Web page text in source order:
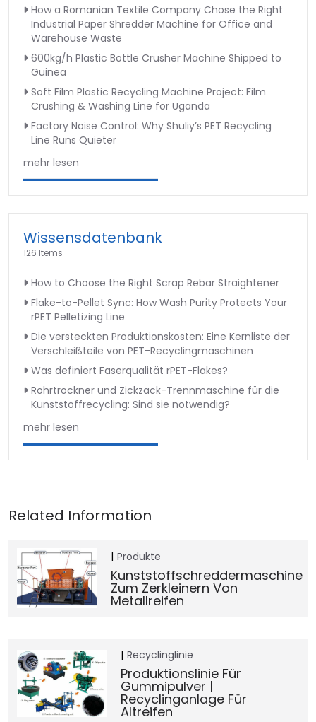
How a Romanian Textile Company Chose the Right
Industrial Paper Shredder Machine for Office and
Warehouse Waste
600kg/h Plastic Bottle Crusher Machine Shipped to
Guinea
Soft Film Plastic Recycling Machine Project: Film
Crushing & Washing Line for Uganda
Factory Noise Control: Why Shuliy’s PET Recycling
Line Runs Quieter
mehr lesen
Wissensdatenbank
126 Items
How to Choose the Right Scrap Rebar Straightener
Flake-to-Pellet Sync: How Wash Purity Protects Your
rPET Pelletizing Line
Die versteckten Produktionskosten: Eine Kernliste der
Verschleißteile von PET-Recyclingmaschinen
Was definiert Faserqualität rPET-Flakes?
Rohrtrockner und Zickzack-Trennmaschine für die
Kunststoffrecycling: Sind sie notwendig?
mehr lesen
Produkte
Kunststoffschreddermaschine
Zum Zerkleinern Von
Metallreifen
Recyclinglinie
Produktionslinie Für
Gummipulver |
Recyclinganlage Für
Altreifen